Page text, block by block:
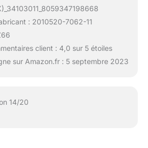
: 2010520-7062-11
client : 4,0 sur 5 étoiles
sur Amazon.fr : 5 septembre 2023
14/20